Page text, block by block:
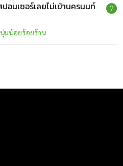
ปอนเซอร์เลยไม่เข้านครนนท์
มน้อยร้อยร้าน